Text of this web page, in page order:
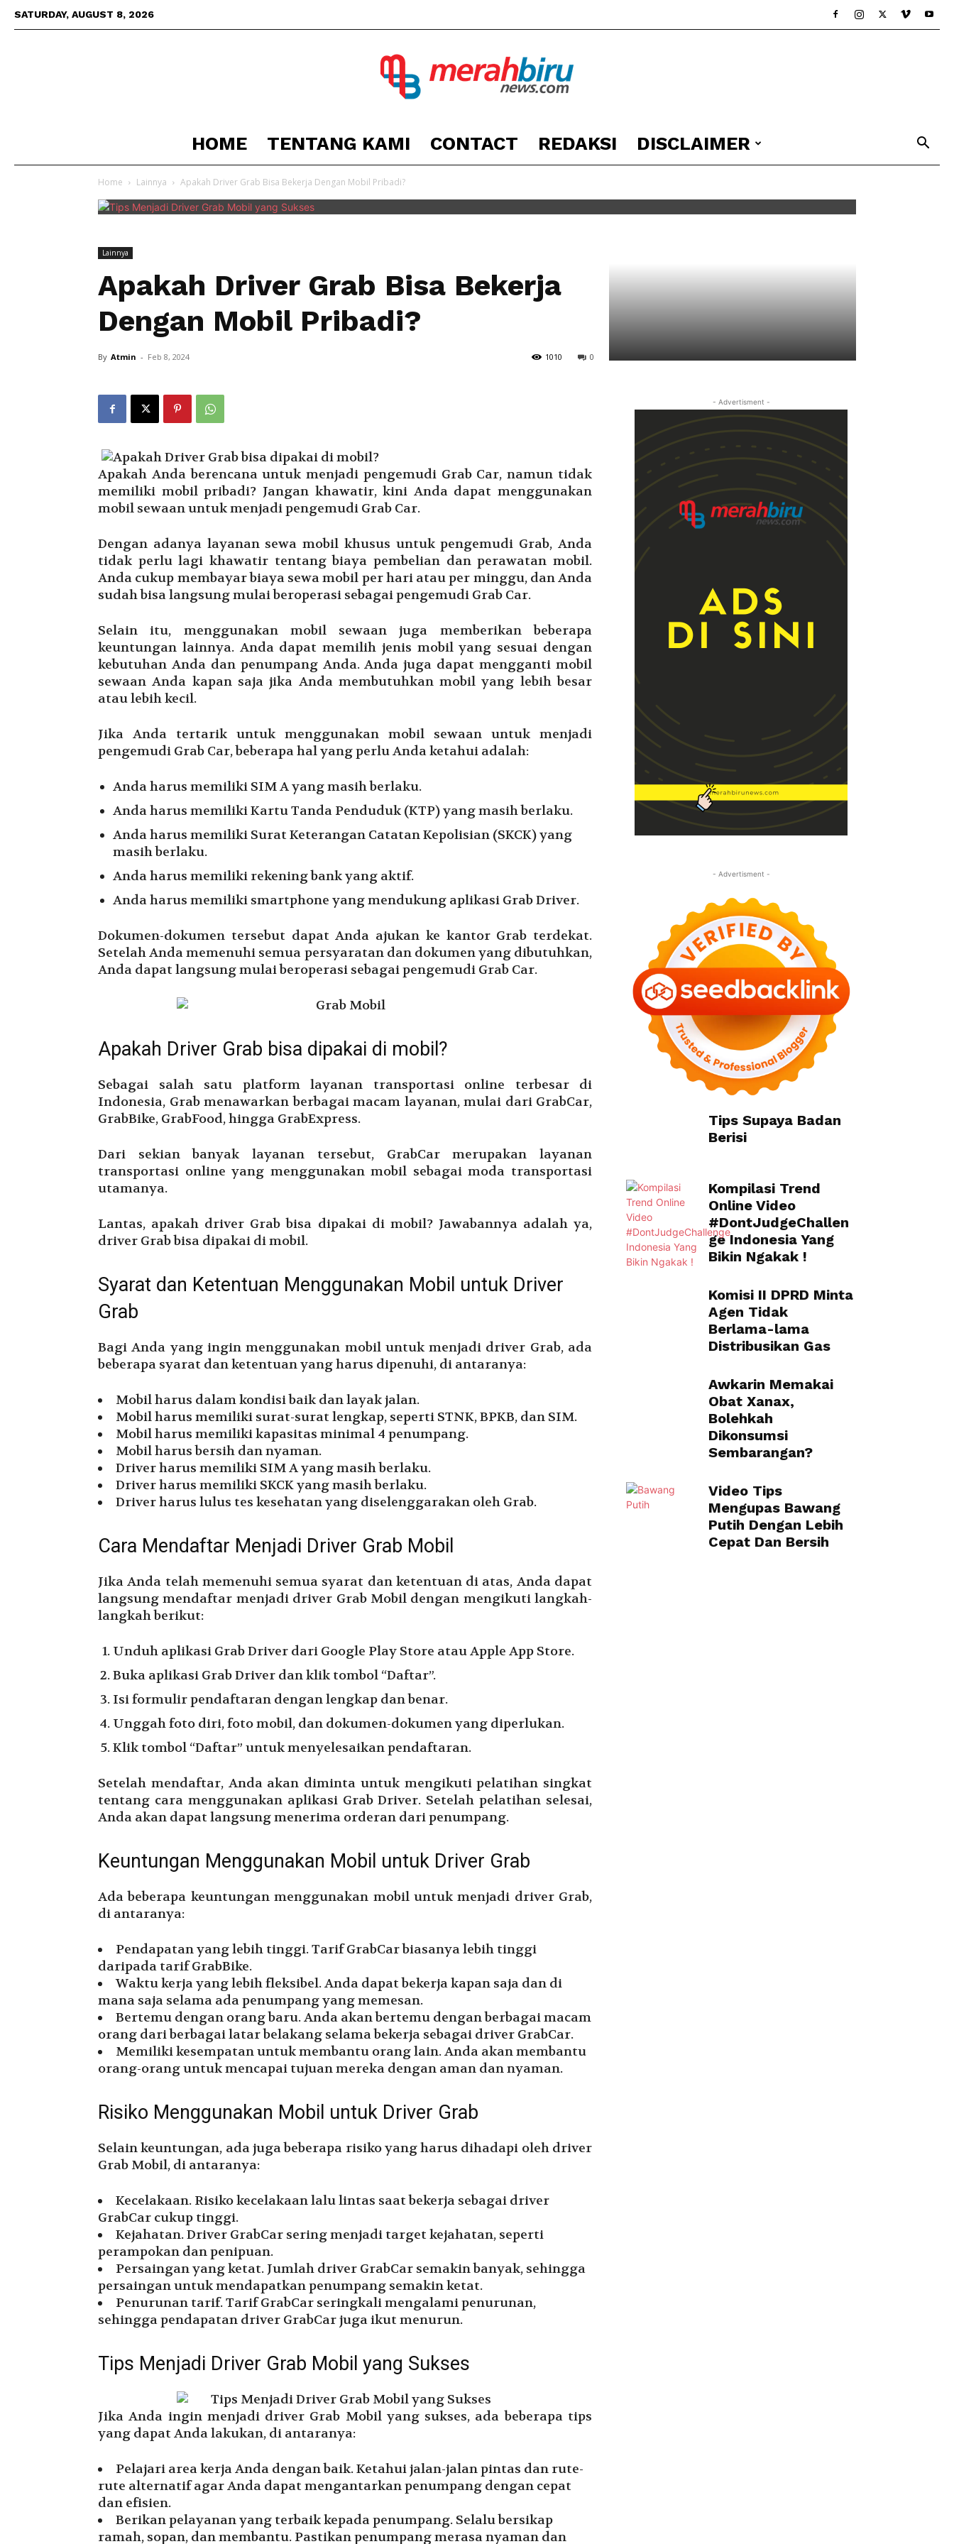
SATURDAY, AUGUST 8, 2026
Berita
HOME TENTANG KAMI CONTACT REDAKSI DISCLAIMER
Home Lainnya Apakah Driver Grab Bisa Bekerja Dengan Mobil Pribadi?
Lainnya
Apakah Driver Grab Bisa Bekerja
Dengan Mobil Pribadi?
By Atmin - Feb 8, 2024 0
1010
Apakah Anda berencana untuk menjadi pengemudi Grab Car, namun tidak
memiliki mobil pribadi? Jangan khawatir, kini Anda dapat menggunakan
mobil sewaan untuk menjadi pengemudi Grab Car.
Dengan adanya layanan sewa mobil khusus untuk pengemudi Grab, Anda
tidak perlu lagi khawatir tentang biaya pembelian dan perawatan mobil.
Anda cukup membayar biaya sewa mobil per hari atau per minggu, dan Anda
sudah bisa langsung mulai beroperasi sebagai pengemudi Grab Car.
Selain itu, menggunakan mobil sewaan juga memberikan beberapa
keuntungan lainnya. Anda dapat memilih jenis mobil yang sesuai dengan
kebutuhan Anda dan penumpang Anda. Anda juga dapat mengganti mobil
sewaan Anda kapan saja jika Anda membutuhkan mobil yang lebih besar
atau lebih kecil.
Jika Anda tertarik untuk menggunakan mobil sewaan untuk menjadi
pengemudi Grab Car, beberapa hal yang perlu Anda ketahui adalah:
Anda harus memiliki SIM A yang masih berlaku.
Anda harus memiliki Kartu Tanda Penduduk (KTP) yang masih berlaku.
Anda harus memiliki Surat Keterangan Catatan Kepolisian (SKCK) yang
masih berlaku.
Anda harus memiliki rekening bank yang aktif.
Anda harus memiliki smartphone yang mendukung aplikasi Grab Driver.
Dokumen-dokumen tersebut dapat Anda ajukan ke kantor Grab terdekat.
Setelah Anda memenuhi semua persyaratan dan dokumen yang dibutuhkan,
Anda dapat langsung mulai beroperasi sebagai pengemudi Grab Car.
Apakah Driver Grab bisa dipakai di mobil?
Sebagai salah satu platform layanan transportasi online terbesar di
Indonesia, Grab menawarkan berbagai macam layanan, mulai dari GrabCar,
GrabBike, GrabFood, hingga GrabExpress.
Dari sekian banyak layanan tersebut, GrabCar merupakan layanan
transportasi online yang menggunakan mobil sebagai moda transportasi
utamanya.
Lantas, apakah driver Grab bisa dipakai di mobil? Jawabannya adalah ya,
driver Grab bisa dipakai di mobil.
Syarat dan Ketentuan Menggunakan Mobil untuk Driver
Grab
Bagi Anda yang ingin menggunakan mobil untuk menjadi driver Grab, ada
beberapa syarat dan ketentuan yang harus dipenuhi, di antaranya:
Mobil harus dalam kondisi baik dan layak jalan.
Mobil harus memiliki surat-surat lengkap, seperti STNK, BPKB, dan SIM.
Mobil harus memiliki kapasitas minimal 4 penumpang.
Mobil harus bersih dan nyaman.
Driver harus memiliki SIM A yang masih berlaku.
Driver harus memiliki SKCK yang masih berlaku.
Driver harus lulus tes kesehatan yang diselenggarakan oleh Grab.
Cara Mendaftar Menjadi Driver Grab Mobil
Jika Anda telah memenuhi semua syarat dan ketentuan di atas, Anda dapat
langsung mendaftar menjadi driver Grab Mobil dengan mengikuti langkah-
langkah berikut:
Unduh aplikasi Grab Driver dari Google Play Store atau Apple App Store.
Buka aplikasi Grab Driver dan klik tombol “Daftar”.
Isi formulir pendaftaran dengan lengkap dan benar.
Unggah foto diri, foto mobil, dan dokumen-dokumen yang diperlukan.
Klik tombol “Daftar” untuk menyelesaikan pendaftaran.
Setelah mendaftar, Anda akan diminta untuk mengikuti pelatihan singkat
tentang cara menggunakan aplikasi Grab Driver. Setelah pelatihan selesai,
Anda akan dapat langsung menerima orderan dari penumpang.
Keuntungan Menggunakan Mobil untuk Driver Grab
Ada beberapa keuntungan menggunakan mobil untuk menjadi driver Grab,
di antaranya:
Pendapatan yang lebih tinggi. Tarif GrabCar biasanya lebih tinggi
daripada tarif GrabBike.
Waktu kerja yang lebih fleksibel. Anda dapat bekerja kapan saja dan di
mana saja selama ada penumpang yang memesan.
Bertemu dengan orang baru. Anda akan bertemu dengan berbagai macam
orang dari berbagai latar belakang selama bekerja sebagai driver GrabCar.
Memiliki kesempatan untuk membantu orang lain. Anda akan membantu
orang-orang untuk mencapai tujuan mereka dengan aman dan nyaman.
Risiko Menggunakan Mobil untuk Driver Grab
Selain keuntungan, ada juga beberapa risiko yang harus dihadapi oleh driver
Grab Mobil, di antaranya:
Kecelakaan. Risiko kecelakaan lalu lintas saat bekerja sebagai driver
GrabCar cukup tinggi.
Kejahatan. Driver GrabCar sering menjadi target kejahatan, seperti
perampokan dan penipuan.
Persaingan yang ketat. Jumlah driver GrabCar semakin banyak, sehingga
persaingan untuk mendapatkan penumpang semakin ketat.
Penurunan tarif. Tarif GrabCar seringkali mengalami penurunan,
sehingga pendapatan driver GrabCar juga ikut menurun.
Tips Menjadi Driver Grab Mobil yang Sukses
Jika Anda ingin menjadi driver Grab Mobil yang sukses, ada beberapa tips
yang dapat Anda lakukan, di antaranya:
Pelajari area kerja Anda dengan baik. Ketahui jalan-jalan pintas dan rute-
rute alternatif agar Anda dapat mengantarkan penumpang dengan cepat
dan efisien.
Berikan pelayanan yang terbaik kepada penumpang. Selalu bersikap
ramah, sopan, dan membantu. Pastikan penumpang merasa nyaman dan
- Advertisment -
- Advertisment -
Tips Supaya Badan
Berisi
Kompilasi Trend
Online Video
#DontJudgeChallen
ge Indonesia Yang
Bikin Ngakak !
Komisi II DPRD Minta
Agen Tidak
Berlama-lama
Distribusikan Gas
Awkarin Memakai
Obat Xanax,
Bolehkah
Dikonsumsi
Sembarangan?
Video Tips
Mengupas Bawang
Putih Dengan Lebih
Cepat Dan Bersih